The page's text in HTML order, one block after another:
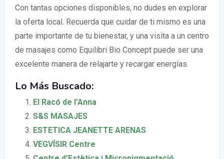
Con tantas opciones disponibles, no dudes en explorar
la oferta local. Recuerda que cuidar de ti mismo es una
parte importante de tu bienestar, y una visita a un centro
de masajes como Equilibri Bio Concept puede ser una
excelente manera de relajarte y recargar energías.
Lo Más Buscado:
El Racó de l’Anna
S&S MASAJES
ESTETICA JEANETTE ARENAS
VEGVÍSIR Centre